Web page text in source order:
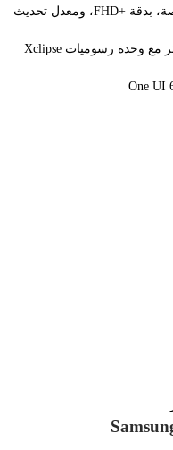
🟢 الشاشة: Super AMOLED بحجم 6.6 بوصة، بدقة +FHD، ومعدل تحديث
🟢 المعالج: Exynos 1480 بتكنولوجيا 4 نانومتر مع وحدة رسوميات Xclipse